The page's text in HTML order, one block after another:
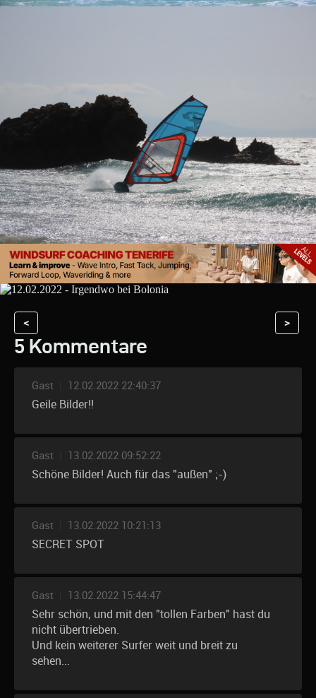
< >
5 Kommentare
Gast 12.02.2022 22:40:37
Geile Bilder!!
Gast 13.02.2022 09:52:22
Schöne Bilder! Auch für das "außen" ;-)
Gast 13.02.2022 10:21:13
SECRET SPOT
Gast 13.02.2022 15:44:47
Sehr schön, und mit den "tollen Farben" hast du
nicht übertrieben.
Und kein weiterer Surfer weit und breit zu
sehen...